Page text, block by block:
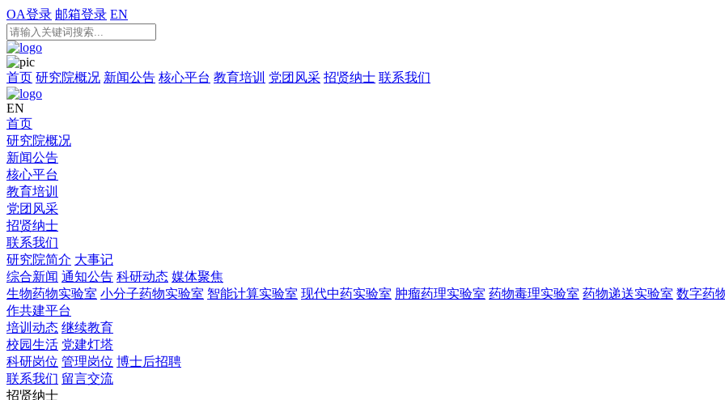
OA登录 邮箱登录 EN
首页 研究院概况 新闻公告 核心平台 教育培训 党团风采 招贤纳士 联系我们
EN
首页
研究院概况
新闻公告
核心平台
教育培训
党团风采
招贤纳士
联系我们
研究院简介 大事记
综合新闻 通知公告 科研动态 媒体聚焦
生物药物实验室 小分子药物实验室 智能计算实验室 现代中药实验室 肿瘤药理实验室 药物毒理实验室 药物递送实验室 数字药
作共建平台
培训动态 继续教育
校园生活 党建灯塔
科研岗位 管理岗位 博士后招聘
联系我们 留言交流
招贤纳士